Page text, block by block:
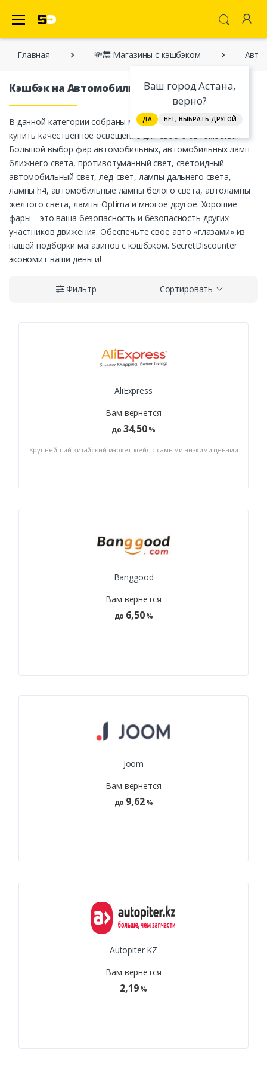
Ваш город Астана,
верно?
ДА НЕТ, ВЫБРАТЬ ДРУГОЙ
Главная 💸🔙 Магазины с кэшбэком
Кэшбэк на Автомобильный свет
В данной категории собраны магазины, в которых можно
купить качественное освещение для своего автомобиля.
Большой выбор фар автомобильных, автомобильных ламп
ближнего света, противотуманный свет, светоидный
автомобильный свет, лед-свет, лампы дальнего света,
лампы h4, автомобильные лампы белого света, автолампы
желтого света, лампы Optima и многое другое. Хорошие
фары – это ваша безопасность и безопасность других
участников движения. Обеспечьте свое авто «глазами» из
нашей подборки магазинов с кэшбэком. SecretDiscounter
экономит ваши деньги!
Фильтр Сортировать
AliExpress
Вам вернется
до 34,50%
Крупнейший китайский маркетплейс с самыми низкими ценами
Banggood
Вам вернется
до 6,50 %
Joom
Вам вернется
до 9,62 %
Autopiter KZ
Вам вернется
2,19%